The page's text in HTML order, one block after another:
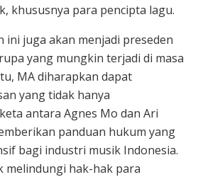
khususnya para pencipta lagu.
ini juga akan menjadi preseden
yang mungkin terjadi di masa
MA diharapkan dapat
yang tidak hanya
antara Agnes Mo dan Ari
panduan hukum yang
bagi industri musik Indonesia.
melindungi hak-hak para